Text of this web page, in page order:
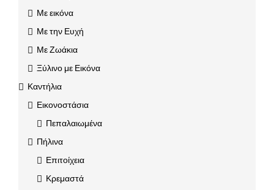
Με εικόνα
Με την Ευχή
Με Ζωάκια
Ξύλινο με Εικόνα
Καντήλια
Εικονοστάσια
Πεπαλαιωμένα
Πήλινα
Επιτοίχεια
Κρεμαστά